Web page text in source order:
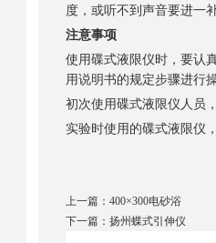
度，或听不到声音要进一
注意事项
使用碟式液限仪时，要认
用说明书的规定步骤进
初次使用碟式液限仪人员
实验时使用的碟式液限仪
上一篇： 400×300电砂浴
下一篇： 扬州蝶式引伸仪